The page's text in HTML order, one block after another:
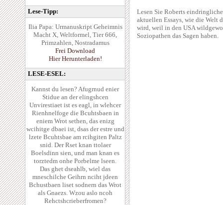
Lese-Tipp:
Ilia Papa: Urmanuskript Geheimnis
Macht X, Weltformel, Tier 666,
Primzahlen, Nostradamus
Frei Download
Hier Herunterladen!
LESE-ESEL:
Kannst du lesen? Afugrnud enier
Stidue an der elingshcen
Unvirestiaet ist es eagl, in wlehcer
Rienhnelfoge die Bcuhtsbaen in
eniem Wrot sethen, das enizg
wcihitge dbaei ist, dsas der estre und
lzete Bcuhtsbae am rcihgiten Paltz
snid. Der Rset knan ttolaer
Boelsdinn sien, und man knan es
torztedm onhe Porbelme lseen.
Das ghet dseahlb, wiel das
mneschilche Geihrn nciht jdeen
Bchustbaen liset sodnern das Wrot
als Gnaezs. Wzou aslo ncoh
Rehctshcrieberfromen?
Lesen Sie Roberts
aktuellen Essays, wie die Welt
wird, weil in den USA
Soziopathen das Sagen haben.